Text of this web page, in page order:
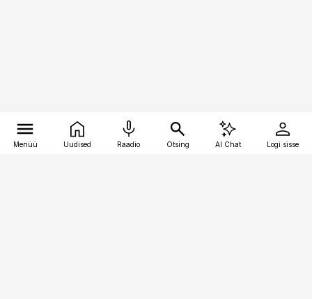
Menüü Uudised Raadio Otsing AI Chat Logi sisse